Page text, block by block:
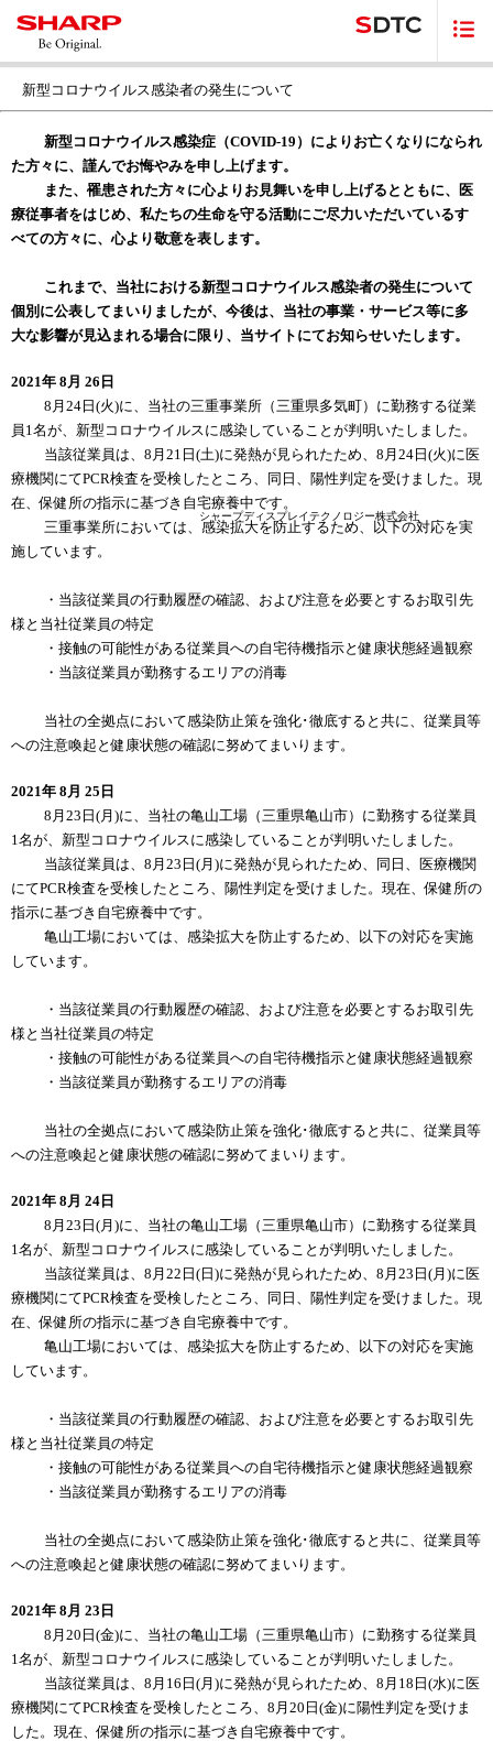
シャープディスプレイテクノロジー株式会社
新型コロナウイルス感染者の発生について
新型コロナウイルス感染症（COVID-19）によりお亡くなりになられ
た方々に、謹んでお悔やみを申し上げます。
また、罹患された方々に心よりお見舞いを申し上げるとともに、医
療従事者をはじめ、私たちの生命を守る活動にご尽力いただいているす
べての方々に、心より敬意を表します。
これまで、当社における新型コロナウイルス感染者の発生について
個別に公表してまいりましたが、今後は、当社の事業・サービス等に多
大な影響が見込まれる場合に限り、当サイトにてお知らせいたします。
2021年 8月 26日
8月24日(火)に、当社の三重事業所（三重県多気町）に勤務する従業
員1名が、新型コロナウイルスに感染していることが判明いたしました。
当該従業員は、8月21日(土)に発熱が見られたため、8月24日(火)に医
療機関にてPCR検査を受検したところ、同日、陽性判定を受けました。現
在、保健所の指示に基づき自宅療養中です。
三重事業所においては、感染拡大を防止するため、以下の対応を実
施しています。
・当該従業員の行動履歴の確認、および注意を必要とするお取引先
様と当社従業員の特定
・接触の可能性がある従業員への自宅待機指示と健康状態経過観察
・当該従業員が勤務するエリアの消毒
当社の全拠点において感染防止策を強化･徹底すると共に、従業員等
への注意喚起と健康状態の確認に努めてまいります。
2021年 8月 25日
8月23日(月)に、当社の亀山工場（三重県亀山市）に勤務する従業員
1名が、新型コロナウイルスに感染していることが判明いたしました。
当該従業員は、8月23日(月)に発熱が見られたため、同日、医療機関
にてPCR検査を受検したところ、陽性判定を受けました。現在、保健所の
指示に基づき自宅療養中です。
亀山工場においては、感染拡大を防止するため、以下の対応を実施
しています。
・当該従業員の行動履歴の確認、および注意を必要とするお取引先
様と当社従業員の特定
・接触の可能性がある従業員への自宅待機指示と健康状態経過観察
・当該従業員が勤務するエリアの消毒
当社の全拠点において感染防止策を強化･徹底すると共に、従業員等
への注意喚起と健康状態の確認に努めてまいります。
2021年 8月 24日
8月23日(月)に、当社の亀山工場（三重県亀山市）に勤務する従業員
1名が、新型コロナウイルスに感染していることが判明いたしました。
当該従業員は、8月22日(日)に発熱が見られたため、8月23日(月)に医
療機関にてPCR検査を受検したところ、同日、陽性判定を受けました。現
在、保健所の指示に基づき自宅療養中です。
亀山工場においては、感染拡大を防止するため、以下の対応を実施
しています。
・当該従業員の行動履歴の確認、および注意を必要とするお取引先
様と当社従業員の特定
・接触の可能性がある従業員への自宅待機指示と健康状態経過観察
・当該従業員が勤務するエリアの消毒
当社の全拠点において感染防止策を強化･徹底すると共に、従業員等
への注意喚起と健康状態の確認に努めてまいります。
2021年 8月 23日
8月20日(金)に、当社の亀山工場（三重県亀山市）に勤務する従業員
1名が、新型コロナウイルスに感染していることが判明いたしました。
当該従業員は、8月16日(月)に発熱が見られたため、8月18日(水)に医
療機関にてPCR検査を受検したところ、8月20日(金)に陽性判定を受けま
した。現在、保健所の指示に基づき自宅療養中です。